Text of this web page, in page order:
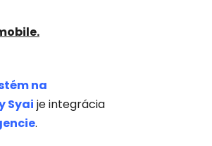
na
Syai je integrácia
.